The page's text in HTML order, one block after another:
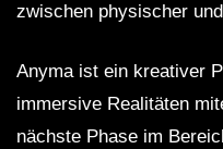
zwischen physischer
Anyma ist ein kreativer
immersive Realitäten
nächste Phase im